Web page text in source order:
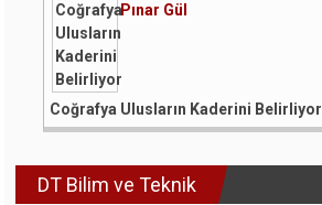
Pınar Gül
Coğrafya Ulusların Kaderini Belirliyor
DT Bilim ve Teknik